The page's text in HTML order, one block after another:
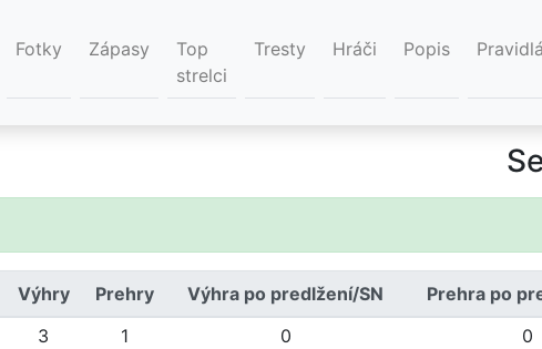
Fotky Zápasy
Top
strelci
Tresty Hráči Popis Pravidlá
Výhry Prehry Výhra po predlžení/SN Prehra po
3 1 0 0